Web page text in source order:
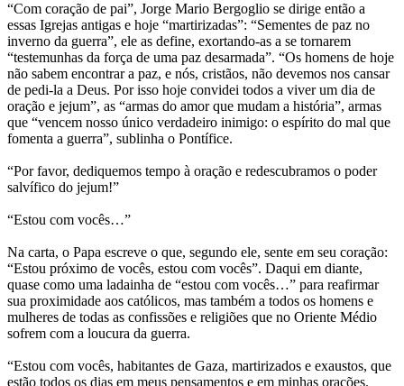
“Com coração de pai”, Jorge Mario Bergoglio se dirige então a
essas Igrejas antigas e hoje “martirizadas”: “Sementes de paz no
inverno da guerra”, ele as define, exortando-as a se tornarem
“testemunhas da força de uma paz desarmada”. “Os homens de hoje
não sabem encontrar a paz, e nós, cristãos, não devemos nos cansar
de pedi-la a Deus. Por isso hoje convidei todos a viver um dia de
oração e jejum”, as “armas do amor que mudam a história”, armas
que “vencem nosso único verdadeiro inimigo: o espírito do mal que
fomenta a guerra”, sublinha o Pontífice.
“Por favor, dediquemos tempo à oração e redescubramos o poder
salvífico do jejum!”
“Estou com vocês…”
Na carta, o Papa escreve o que, segundo ele, sente em seu coração:
“Estou próximo de vocês, estou com vocês”. Daqui em diante,
quase como uma ladainha de “estou com vocês…” para reafirmar
sua proximidade aos católicos, mas também a todos os homens e
mulheres de todas as confissões e religiões que no Oriente Médio
sofrem com a loucura da guerra.
“Estou com vocês, habitantes de Gaza, martirizados e exaustos, que
estão todos os dias em meus pensamentos e em minhas orações.